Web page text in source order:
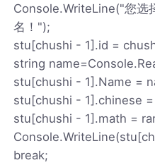
Console.WriteLine("您选
名！");
stu[chushi - 1].id =
string
stu[chushi - 1].Name =
stu[chushi - 1].chinese
stu[chushi - 1].math =
break;